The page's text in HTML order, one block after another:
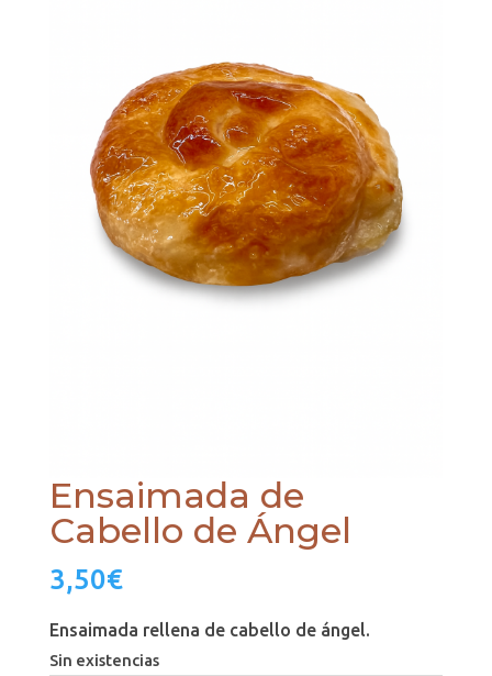
Ensaimada de
Cabello de Ángel
3,50€
Ensaimada rellena de cabello de ángel.
Sin existencias